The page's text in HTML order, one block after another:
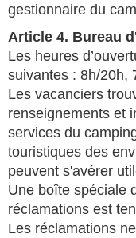
gestionnaire du
Article 4. Bureau
Les heures
suivantes : 8h/20h,
Les vacanciers
renseignements et
services du
touristiques des
peuvent s'avérer
Une boîte spéciale
réclamations est
Les réclamations